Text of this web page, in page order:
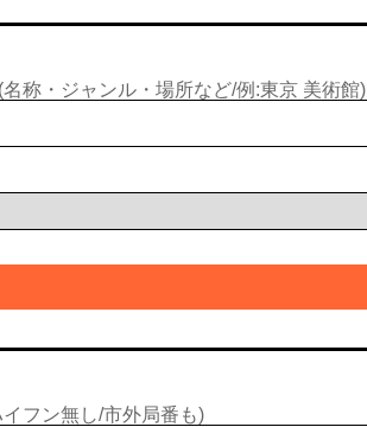
称・ジャンル・場所など/例:東京 美術館)
フン無し/市外局番も)